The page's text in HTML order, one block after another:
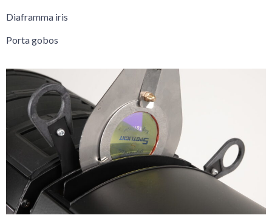
Diaframma iris
Porta gobos